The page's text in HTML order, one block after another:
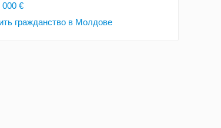
€
гражданство в Молдове